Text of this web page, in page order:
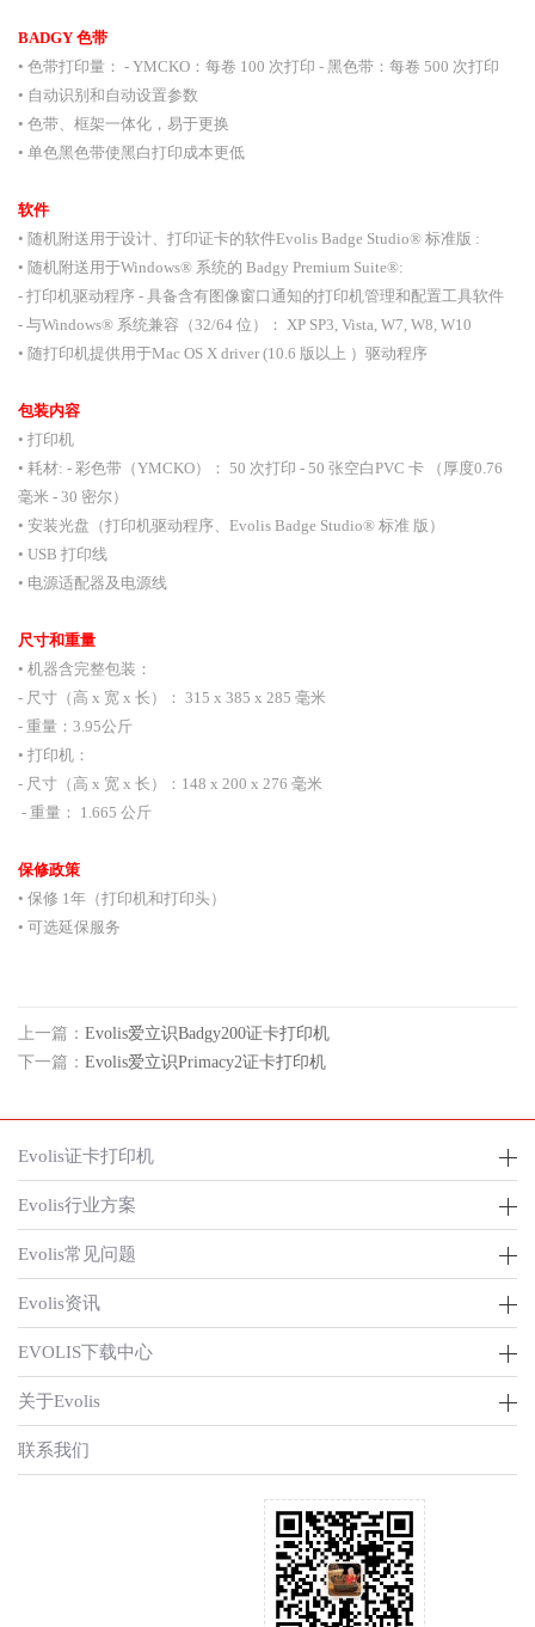
BADGY 色带
• 色带打印量： - YMCKO：每卷 100 次打印 - 黑色带：每卷 500 次打印
• 自动识别和自动设置参数
• 色带、框架一体化，易于更换
• 单色黑色带使黑白打印成本更低
软件
• 随机附送用于设计、打印证卡的软件Evolis Badge Studio® 标准版 :
• 随机附送用于Windows® 系统的 Badgy Premium Suite®:
- 打印机驱动程序 - 具备含有图像窗口通知的打印机管理和配置工具软件
- 与Windows® 系统兼容（32/64 位）： XP SP3, Vista, W7, W8, W10
• 随打印机提供用于Mac OS X driver (10.6 版以上 ）驱动程序
包装内容
• 打印机
• 耗材: - 彩色带（YMCKO）： 50 次打印 - 50 张空白PVC 卡 （厚度0.76
毫米 - 30 密尔）
• 安装光盘（打印机驱动程序、Evolis Badge Studio® 标准 版）
• USB 打印线
• 电源适配器及电源线
尺寸和重量
• 机器含完整包装：
- 尺寸（高 x 宽 x 长）： 315 x 385 x 285 毫米
- 重量：3.95公斤
• 打印机：
- 尺寸（高 x 宽 x 长）：148 x 200 x 276 毫米
- 重量： 1.665 公斤
保修政策
• 保修 1年（打印机和打印头）
• 可选延保服务
上一篇： Evolis爱立识Badgy200证卡打印机
下一篇： Evolis爱立识Primacy2证卡打印机
Evolis证卡打印机
Evolis行业方案
Evolis常见问题
Evolis资讯
EVOLIS下载中心
关于Evolis
联系我们